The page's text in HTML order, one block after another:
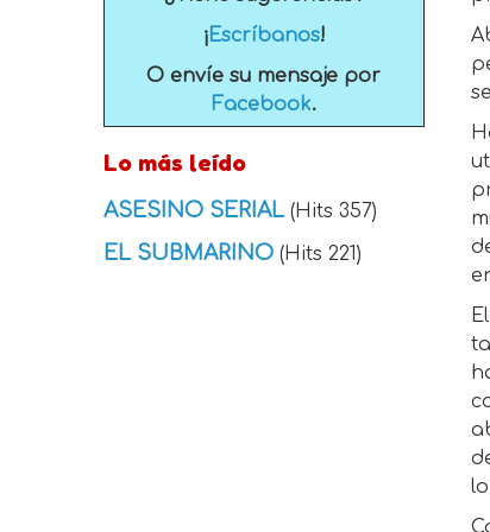
¡Escríbanos!
O envíe su mensaje por
Facebook.
Lo más leído
ASESINO SERIAL (Hits 357)
EL SUBMARINO (Hits 221)